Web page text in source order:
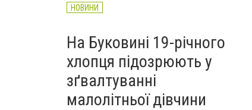
НОВИНИ
На Буковині 19-річного
хлопця підозрюють у
зґвалтуванні
малолітньої дівчини